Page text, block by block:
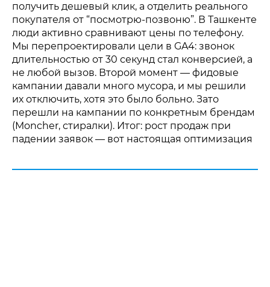
получить дешевый клик, а отделить реального
покупателя от “посмотрю-позвоню”. В Ташкенте
люди активно сравнивают цены по телефону.
Мы перепроектировали цели в GA4: звонок
длительностью от 30 секунд стал конверсией, а
не любой вызов. Второй момент — фидовые
кампании давали много мусора, и мы решили
их отключить, хотя это было больно. Зато
перешли на кампании по конкретным брендам
(Moncher, стиралки). Итог: рост продаж при
падении заявок — вот настоящая оптимизация